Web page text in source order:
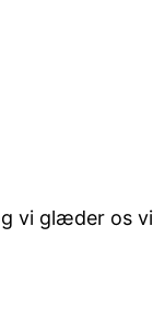
vi glæder os